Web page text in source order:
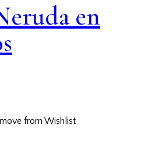
en
from Wishlist